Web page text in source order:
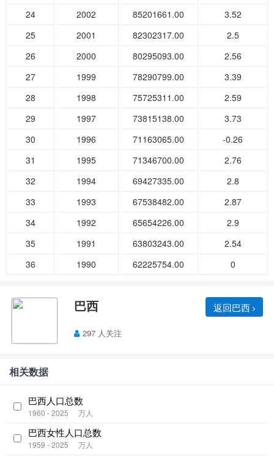
24
2002 85201661.00
3.52
25
2001 82302317.00
2.5
26
2000 80295093.00
2.56
27
1999 78290799.00
3.39
28
1998 75725311.00
2.59
29
1997 73815138.00
3.73
30
1996 71163065.00
-0.26
31
1995 71346700.00
2.76
32
1994 69427335.00
2.8
33
1993 67538482.00
2.87
34
1992 65654226.00
2.9
35
1991 63803243.00
2.54
36
1990 62225754.00 0
巴西 返回巴西
297 人关注
相关数据
巴西人口总数
1960 - 2025 万人
巴西女性人口总数
1959 - 2025 万人